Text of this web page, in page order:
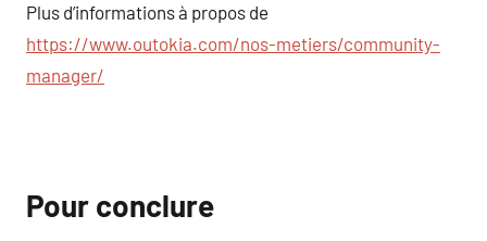
Plus d’informations à propos de
https://www.outokia.com/nos-metiers/community-
manager/
Pour conclure